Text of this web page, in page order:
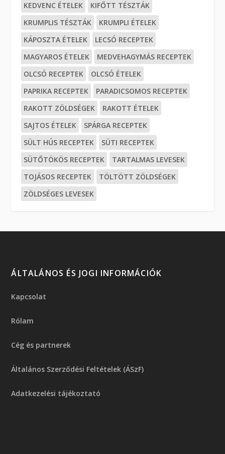
KEDVENC ÉTELEK
KIFŐTT TÉSZTÁK
KRUMPLIS TÉSZTÁK
KRUMPLI ÉTELEK
KÁPOSZTA ÉTELEK
LECSÓ RECEPTEK
MAGYAROS ÉTELEK
MEDVEHAGYMÁS RECEPTEK
OLCSÓ RECEPTEK
OLCSÓ ÉTELEK
PAPRIKA RECEPTEK
PARADICSOMOS RECEPTEK
RAKOTT ZÖLDSÉGEK
RAKOTT ÉTELEK
SAJTOS ÉTELEK
SPÁRGA RECEPTEK
SÜLT HÚS RECEPTEK
SÜTI RECEPTEK
SÜTŐTÖKÖS RECEPTEK
TARTALMAS LEVESEK
TOJÁSOS RECEPTEK
TÖLTÖTT ZÖLDSÉGEK
ZÖLDSÉGES LEVESEK
ÁLTALÁNOS ÉS JOGI INFORMÁCIÓK
Kapcsolat
Rólam
Cég és partnerek
Általános Szerződési Feltételek (ÁSzF)
Adatkezelési tájékoztató